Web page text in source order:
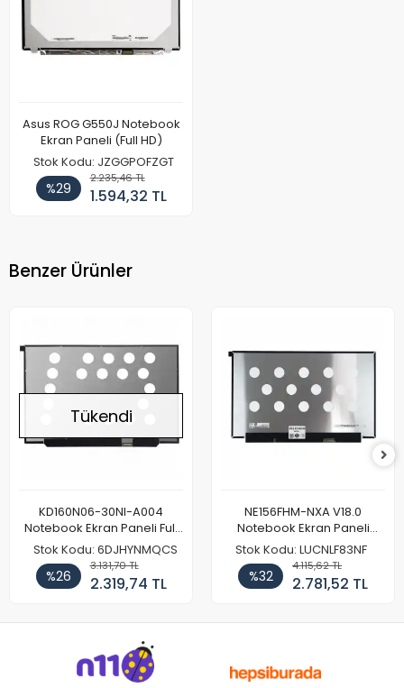
Asus ROG G550J Notebook
Ekran Paneli (Full HD)
Stok Kodu: JZGGPOFZGT
%29
2.235,46 TL
1.594,32 TL
Benzer Ürünler
Tükendi
KD160N06-30NI-A004
Notebook Ekran Paneli Full
HD
Stok Kodu: 6DJHYNMQCS
%26
3.131,70 TL
2.319,74 TL
NE156FHM-NXA V18.0
Notebook Ekran Paneli
144Hz
Stok Kodu: LUCNLF83NF
%32
4.115,62 TL
2.781,52 TL